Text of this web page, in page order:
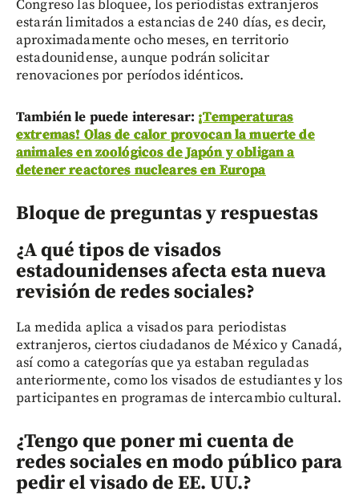
Congreso las bloquee, los periodistas extranjeros
estarán limitados a estancias de 240 días, es decir,
aproximadamente ocho meses, en territorio
estadounidense, aunque podrán solicitar
renovaciones por períodos idénticos.
También le puede interesar: ¡Temperaturas
extremas! Olas de calor provocan la muerte de
animales en zoológicos de Japón y obligan a
detener reactores nucleares en Europa
Bloque de preguntas y respuestas
¿A qué tipos de visados
estadounidenses afecta esta nueva
revisión de redes sociales?
La medida aplica a visados para periodistas
extranjeros, ciertos ciudadanos de México y Canadá,
así como a categorías que ya estaban reguladas
anteriormente, como los visados de estudiantes y los
participantes en programas de intercambio cultural.
¿Tengo que poner mi cuenta de
redes sociales en modo público para
pedir el visado de EE. UU.?